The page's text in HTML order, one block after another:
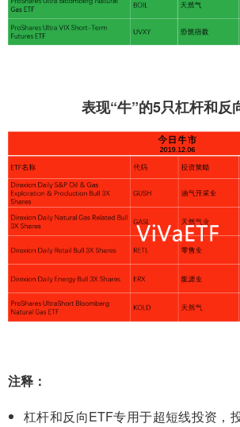
表现“牛”的5只杠杆和反
注释：
杠杆和反向ETF专用于超短线投资，